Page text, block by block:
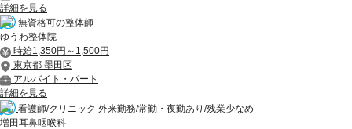
詳細を見る
無資格可の整体師
ゆうわ整体院
時給1,350円～1,500円
東京都 墨田区
アルバイト・パート
詳細を見る
看護師/クリニック 外来勤務/常勤・夜勤あり/残業少なめ
増田耳鼻咽喉科